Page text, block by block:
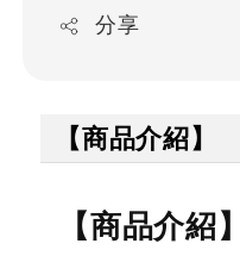
分享
【商品介紹】
【商品介紹】